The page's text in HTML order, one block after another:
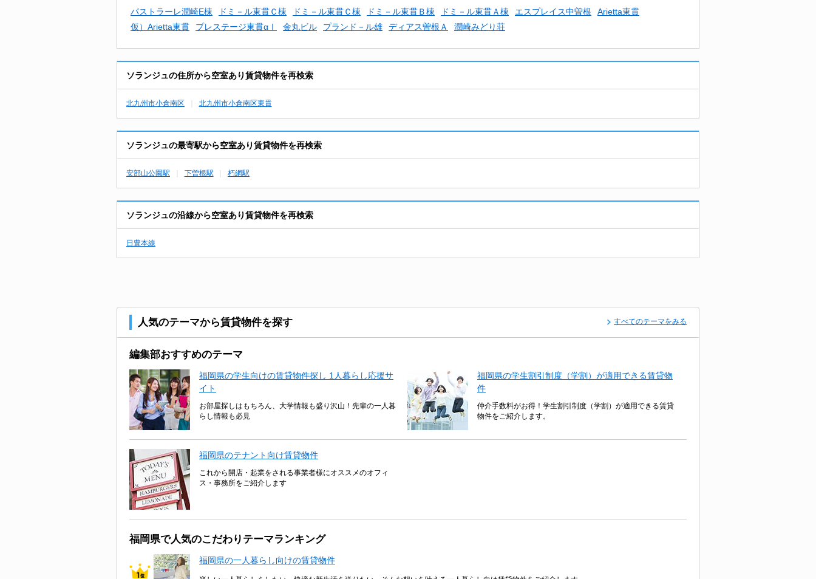
パストラーレ潤崎E棟 ドミ－ル東貫Ｃ棟 ドミ－ル東貫Ｃ棟 ドミ－ル東貫Ｂ棟 ドミ－ル東貫Ａ棟 エスプレイス中曽根
Arietta東貫
仮）Arietta東貫
プレステージ東貫αⅠ 金丸ビル プランド－ル雄 ディアス曽根Ａ 潤崎みどり荘
ソランジュの住所から空室あり賃貸物件を再検索
北九州市小倉南区 北九州市小倉南区東貫
ソランジュの最寄駅から空室あり賃貸物件を再検索
安部山公園駅 下曽根駅 朽網駅
ソランジュの沿線から空室あり賃貸物件を再検索
日豊本線
人気のテーマから賃貸物件を探す すべてのテーマをみる
編集部おすすめのテーマ
福岡県の学生向けの賃貸物件探し 1人暮らし応援サ
イト
お部屋探しはもちろん、大学情報も盛り沢山！先輩の一人暮
らし情報も必見
福岡県の学生割引制度（学割）が適用できる賃貸物
件
仲介手数料がお得！学生割引制度（学割）が適用できる賃貸
物件をご紹介します。
福岡県のテナント向け賃貸物件
これから開店・起業をされる事業者様にオススメのオフィ
ス・事務所をご紹介します
福岡県で人気のこだわりテーマランキング
福岡県の一人暮らし向けの賃貸物件